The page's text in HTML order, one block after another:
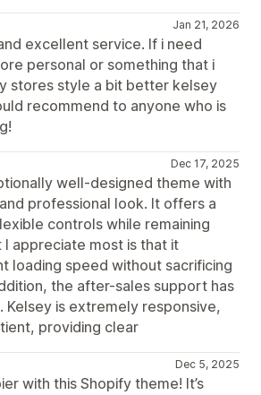
Jan 21, 2026
excellent service. If i need
personal or something that i
stores style a bit better kelsey
recommend to anyone who is
Dec 17, 2025
well-designed theme with
professional look. It offers a
controls while remaining
I appreciate most is that it
loading speed without sacrificing
the after-sales support has
Kelsey is extremely responsive,
providing clear
Dec 5, 2025
with this Shopify theme! It’s